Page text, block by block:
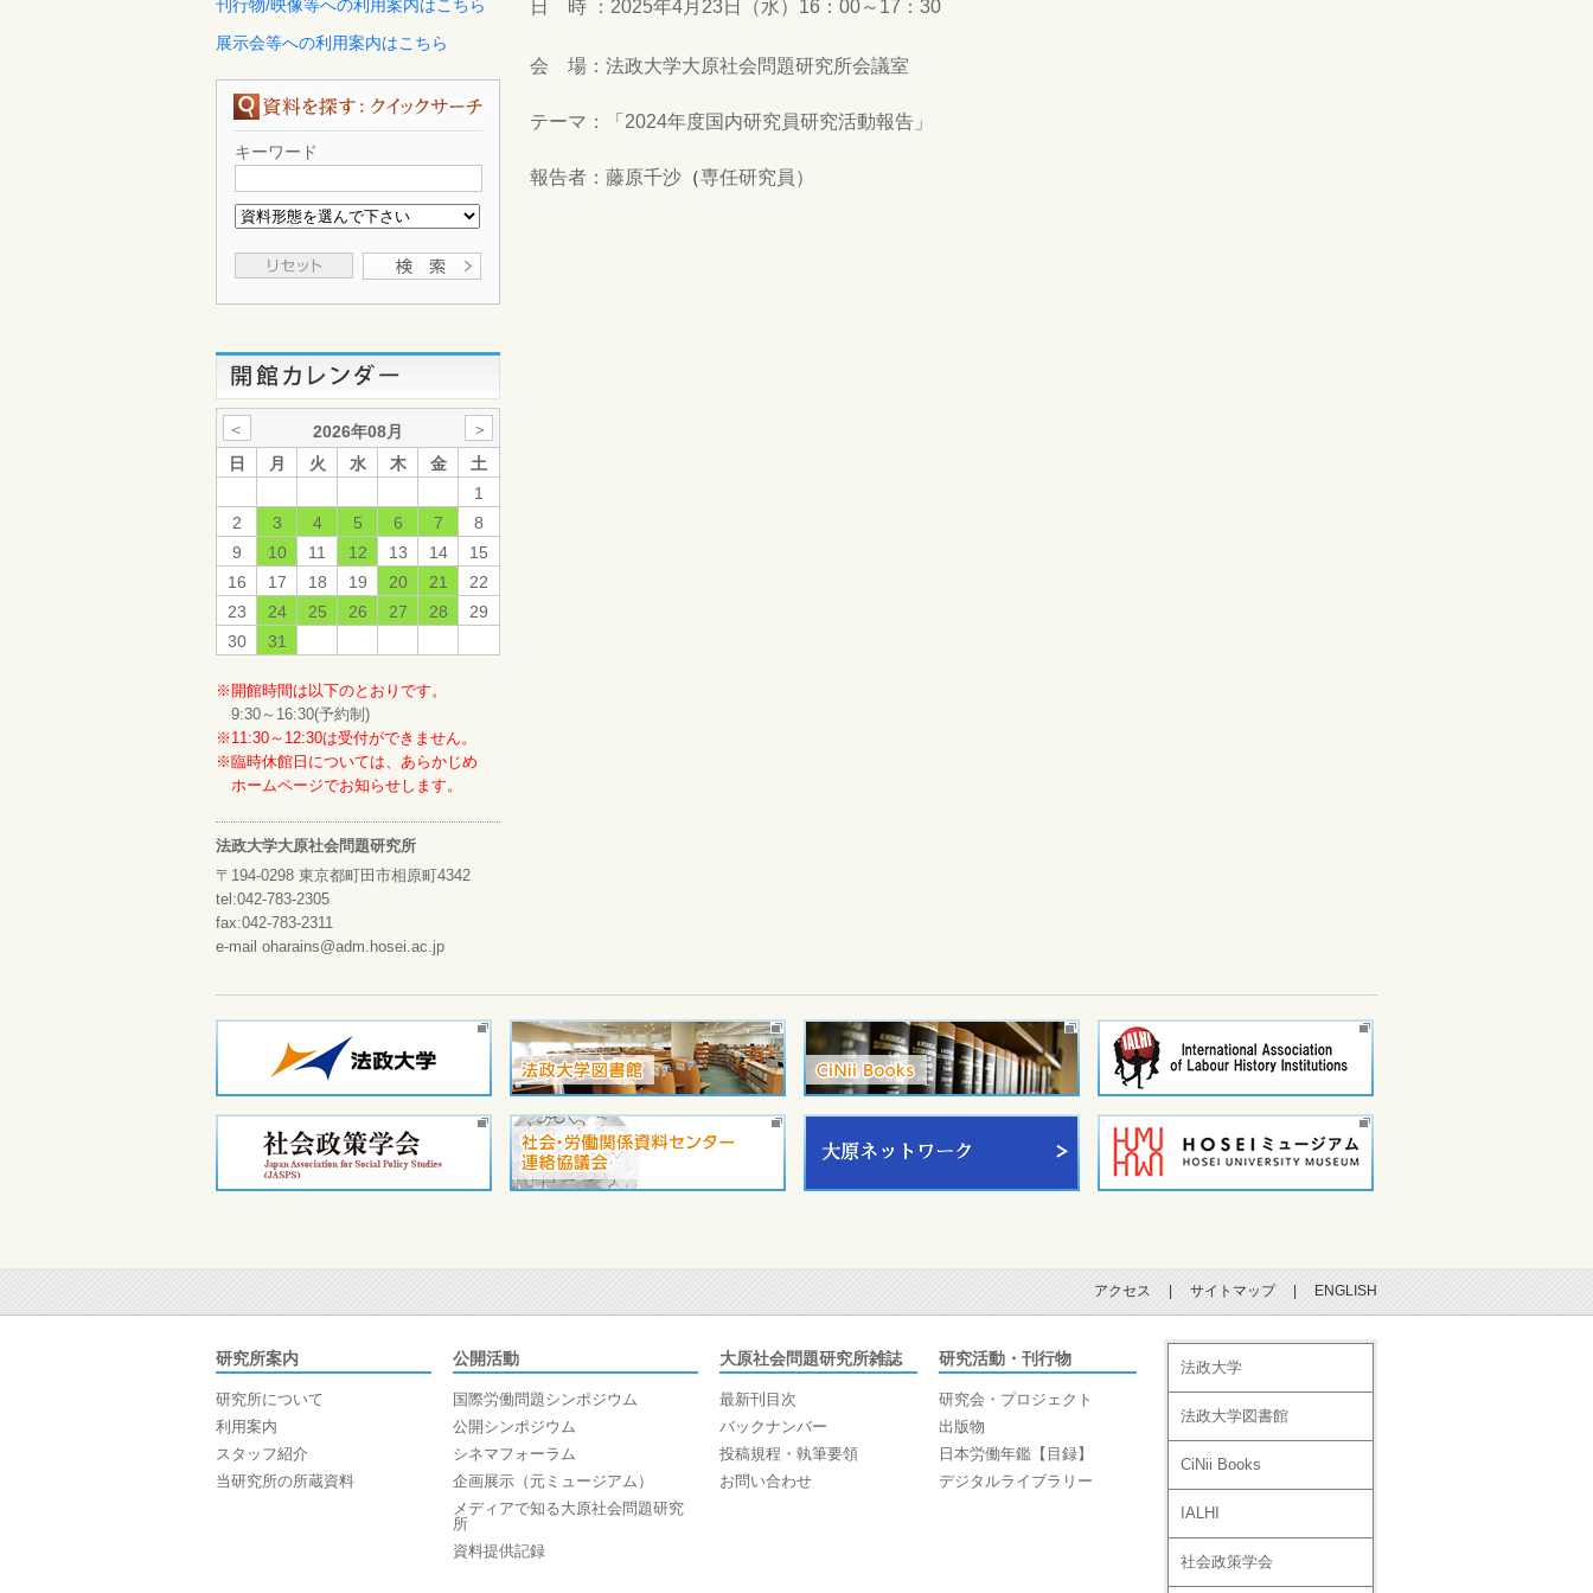
刊行物/映像等への利用案内はこちら
展示会等への利用案内はこちら
キーワード
＜ 2026年08月
＞
日
月 火 水 木 金
土
1
2
3 4 5 6 7
8
9
10 11 12 13 14
15
16
17 18 19 20 21
22
23
24 25 26 27 28
29
30
31
※開館時間は以下のとおりです。
9:30～16:30(予約制)
※11:30～12:30は受付ができません。
※臨時休館日については、あらかじめ
ホームページでお知らせします。
法政大学大原社会問題研究所
〒194-0298 東京都町田市相原町4342
tel:042-783-2305
fax:042-783-2311
e-mail oharains@adm.hosei.ac.jp
日 時 ：2025年4月23日（水）16：00～17：30
会 場：法政大学大原社会問題研究所会議室
テーマ：「2024年度国内研究員研究活動報告」
報告者： 藤原千沙 （専任研究員）
アクセス サイトマップ ENGLISH
研究所案内
研究所について
利用案内
スタッフ紹介
当研究所の所蔵資料
公開活動
国際労働問題シンポジウム
公開シンポジウム
シネマフォーラム
企画展示（元ミュージアム）
メディアで知る大原社会問題研究
所
資料提供記録
大原社会問題研究所雑誌
最新刊目次
バックナンバー
投稿規程・執筆要領
お問い合わせ
研究活動・刊行物
研究会・プロジェクト
出版物
日本労働年鑑【目録】
デジタルライブラリー
法政大学
法政大学図書館
CiNii Books
IALHI
社会政策学会